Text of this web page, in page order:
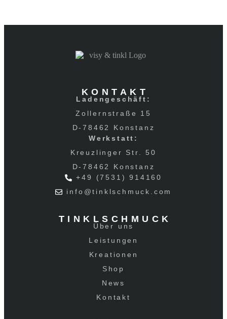
TINKLSCHMUCK
Über uns
Leistungen
Kreationen
Shop
News
Kontakt
KONTAKT
Ladengeschäft:
Zollernstraße 15
D-78462 Konstanz
Werkstatt:
Kreuzlinger Str. 50
D-78462 Konstanz
+49 (7531) 914160
info@tinklschmuck.com